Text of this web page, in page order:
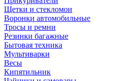
Щетки и стекломои
Воронки автомобильные
Тросы и ремни
Резинки багажные
Бытовая техника
Мультиварки
Весы
Кипятильник